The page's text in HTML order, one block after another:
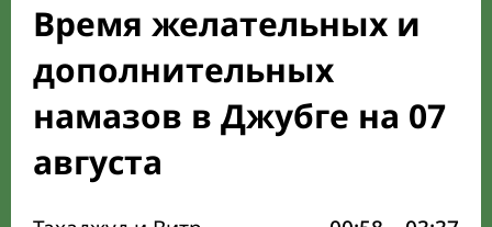
Время желательных и
дополнительных
намазов в Джубге на 07
августа